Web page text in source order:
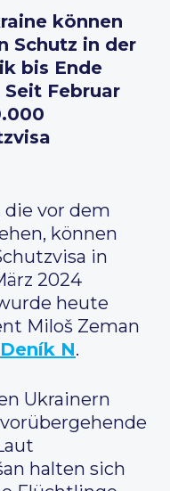
können
Schutz in der
bis Ende
Februar
vor dem
können
in
2024
heute
Miloš Zeman
Deník N.
Ukrainern
halten sich